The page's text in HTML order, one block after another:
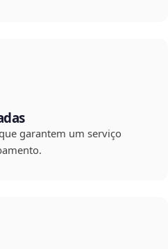
garantem um serviço